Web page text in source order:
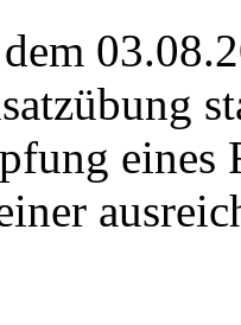
eines